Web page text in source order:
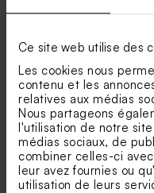
Ce site web utilise des
Les cookies nous
contenu et les
relatives aux médias
Nous partageons
l'utilisation de notre
médias sociaux, de
combiner celles-ci
leur avez fournies ou
utilisation de leurs
Carte remerciement
roses en aquarelle et